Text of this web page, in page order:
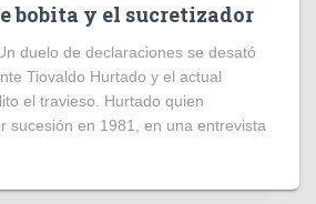
bobita y el sucretizador
duelo de declaraciones se desató
Tiovaldo Hurtado y el actual
el travieso. Hurtado quien
sucesión en 1981, en una entrevista